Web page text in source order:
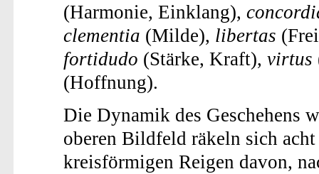
(Harmonie, Einklang),
clementia (Milde), libertas
fortidudo (Stärke, Kraft), virtus
(Hoffnung).
Die Dynamik des Geschehens
oberen Bildfeld räkeln sich
kreisförmigen Reigen davon,